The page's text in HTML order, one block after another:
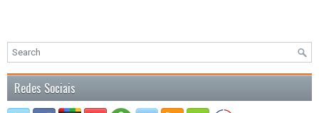
Redes Sociais